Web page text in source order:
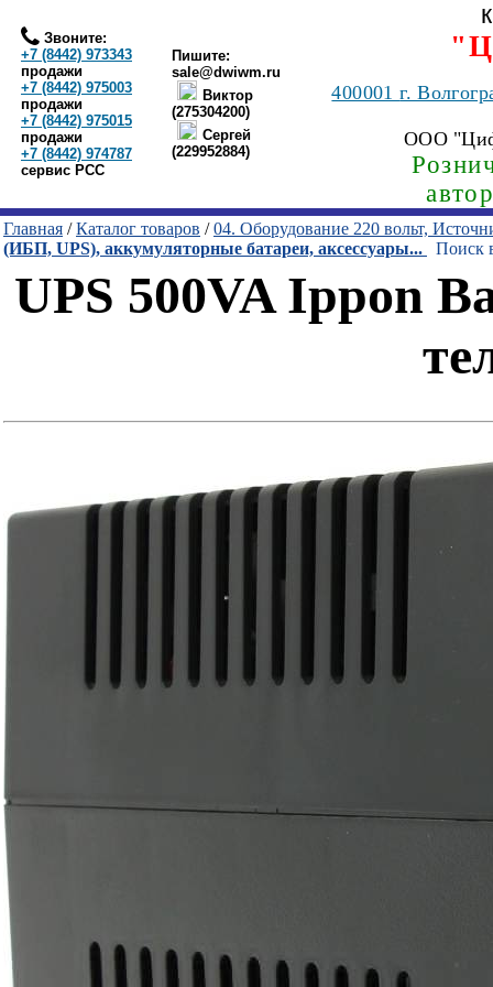
Звоните:
+7 (8442) 973343
продажи
+7 (8442) 975003
продажи
+7 (8442) 975015
продажи
+7 (8442) 974787
сервис РСС
Пишите:
sale@dwiwm.ru
Виктор
(275304200)
Сергей
(229952884)
400001г.
ООО
Главная /Каталог товаров /04. Оборудование 220 вольт,
(ИБП, UPS), аккумуляторные батареи, аксессуары...
Поиск
UPS 500VA Ippon